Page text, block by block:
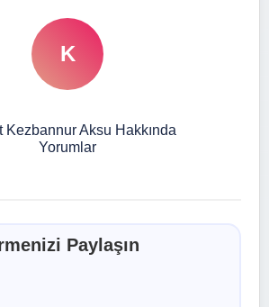
K
Kezbannur Aksu Hakkında
Yorumlar
Paylaşın